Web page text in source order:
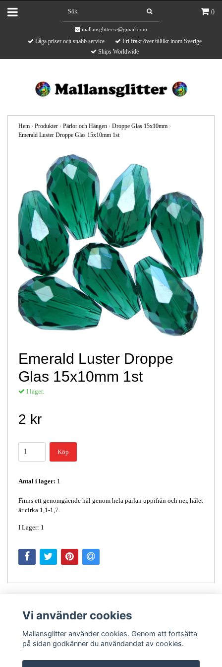
0
mallansglitter.se@gmail.com
Låga priser och snabb service
Fri frakt över 600kr inom Sverige
Ships Worldwide
Hem › Produkter › Pärlor och Hängen › Droppe Glas 15x10mm ›
Emerald Luster Droppe Glas 15x10mm 1st
Emerald Luster Droppe
Glas 15x10mm 1st
I lager.
2 kr
Köp
Antal i lager: 1
Finns ett genomgående hål genom hela pärlan uppifrån och ner, hålet
är cirka 1,1-1,7.
I Lager: 1
Vi använder cookies
Mallansglitter använder cookies. Genom att fortsätta
på sidan godkänner du användandet av cookies.